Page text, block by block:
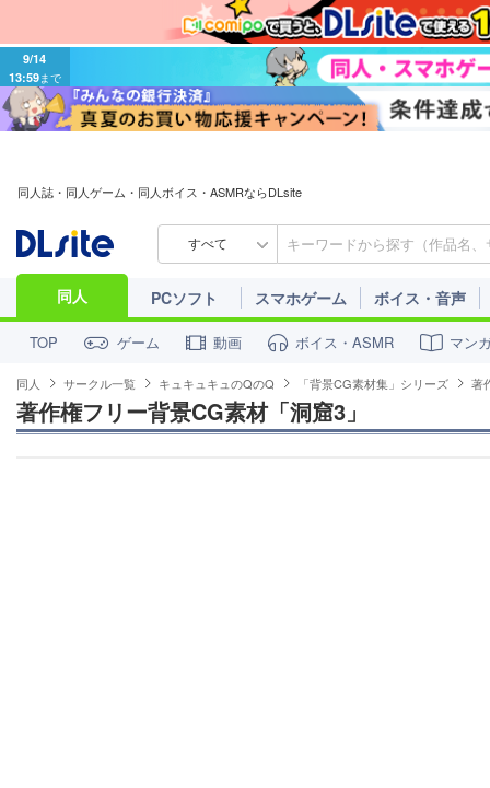
9/14
13:59まで
同人誌・同人ゲーム・同人ボイス・ASMRならDLsite
すべて
同人 PCソフト スマホゲーム ボイス・音声
TOP ゲーム 動画 ボイス・ASMR マン
同人 サークル一覧 キュキュキュのQのQ 「背景CG素材集」シリーズ 著
著作権フリー背景CG素材「洞窟3」